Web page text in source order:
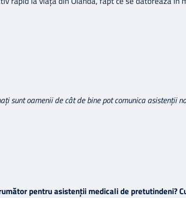
sunt oamenii de cât de bine pot comunica asistenții
pentru asistenții medicali de pretutindeni?